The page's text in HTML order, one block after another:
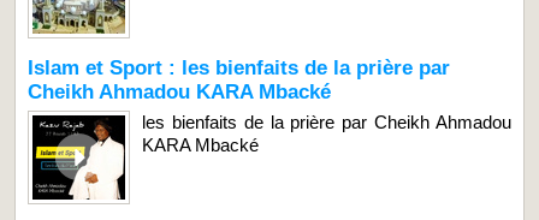
Islam et Sport : les bienfaits de la prière par
Cheikh Ahmadou KARA Mbacké
les bienfaits de la prière par Cheikh Ahmadou
KARA Mbacké